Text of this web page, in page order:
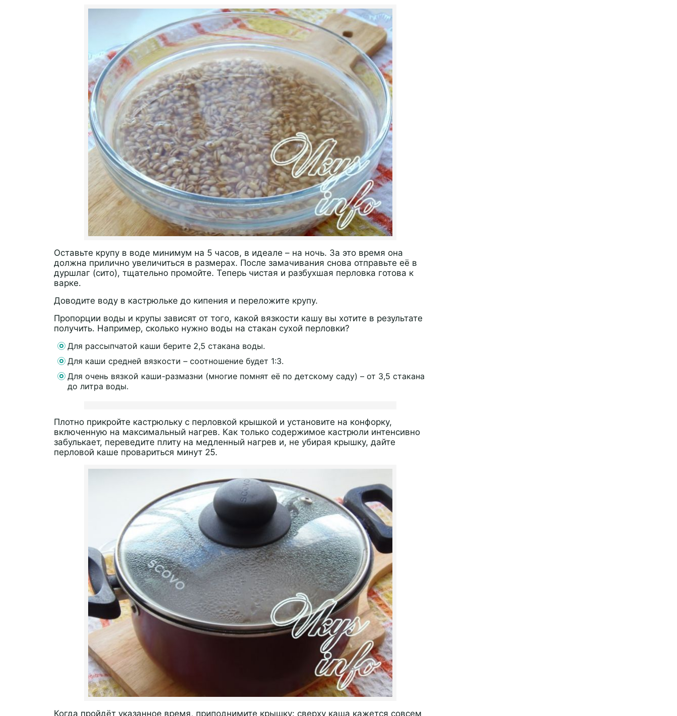
Оставьте крупу в воде минимум на 5 часов, в идеале – на ночь. За это время она
должна прилично увеличиться в размерах. После замачивания снова отправьте её в
дуршлаг (сито), тщательно промойте. Теперь чистая и разбухшая перловка готова к
варке.
Доводите воду в кастрюльке до кипения и переложите крупу.
Пропорции воды и крупы зависят от того, какой вязкости кашу вы хотите в результате
получить. Например, сколько нужно воды на стакан сухой перловки?
Для рассыпчатой каши берите 2,5 стакана воды.
Для каши средней вязкости – соотношение будет 1:3.
Для очень вязкой каши-размазни (многие помнят её по детскому саду) – от 3,5 стакана
до литра воды.
Плотно прикройте кастрюльку с перловкой крышкой и установите на конфорку,
включенную на максимальный нагрев. Как только содержимое кастрюли интенсивно
забулькает, переведите плиту на медленный нагрев и, не убирая крышку, дайте
перловой каше провариться минут 25.
Когда пройдёт указанное время, приподнимите крышку: сверху каша кажется совсем